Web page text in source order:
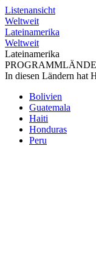
Listenansicht
Weltweit
Lateinamerika
Weltweit
Lateinamerika
In diesen Ländern hat
Bolivien
Guatemala
Haiti
Honduras
Peru